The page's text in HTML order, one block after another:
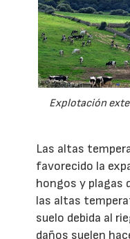
Explotación
Las altas
favorecido la
hongos y plagas
las altas
suelo debida al
daños suelen